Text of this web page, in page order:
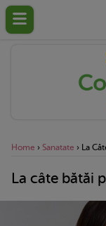
Home › Sanatate › La
La câte bătăi